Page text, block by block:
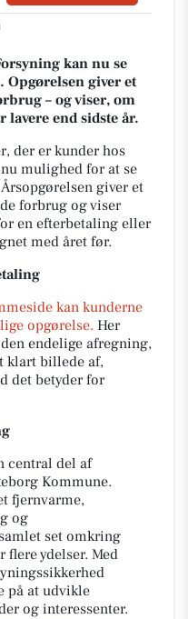
kan nu se
Opgørelsen giver et
– og viser, om
end sidste år.
der er kunder hos
mulighed for at se
giver et
forbrug og viser
en efterbetaling eller
med året før.
kan kunderne
opgørelse. Her
endelige afregning,
klart billede af,
det betyder for
central del af
Kommune.
fjernvarme,
og
set omkring
flere ydelser. Med
på at udvikle
og interessenter.